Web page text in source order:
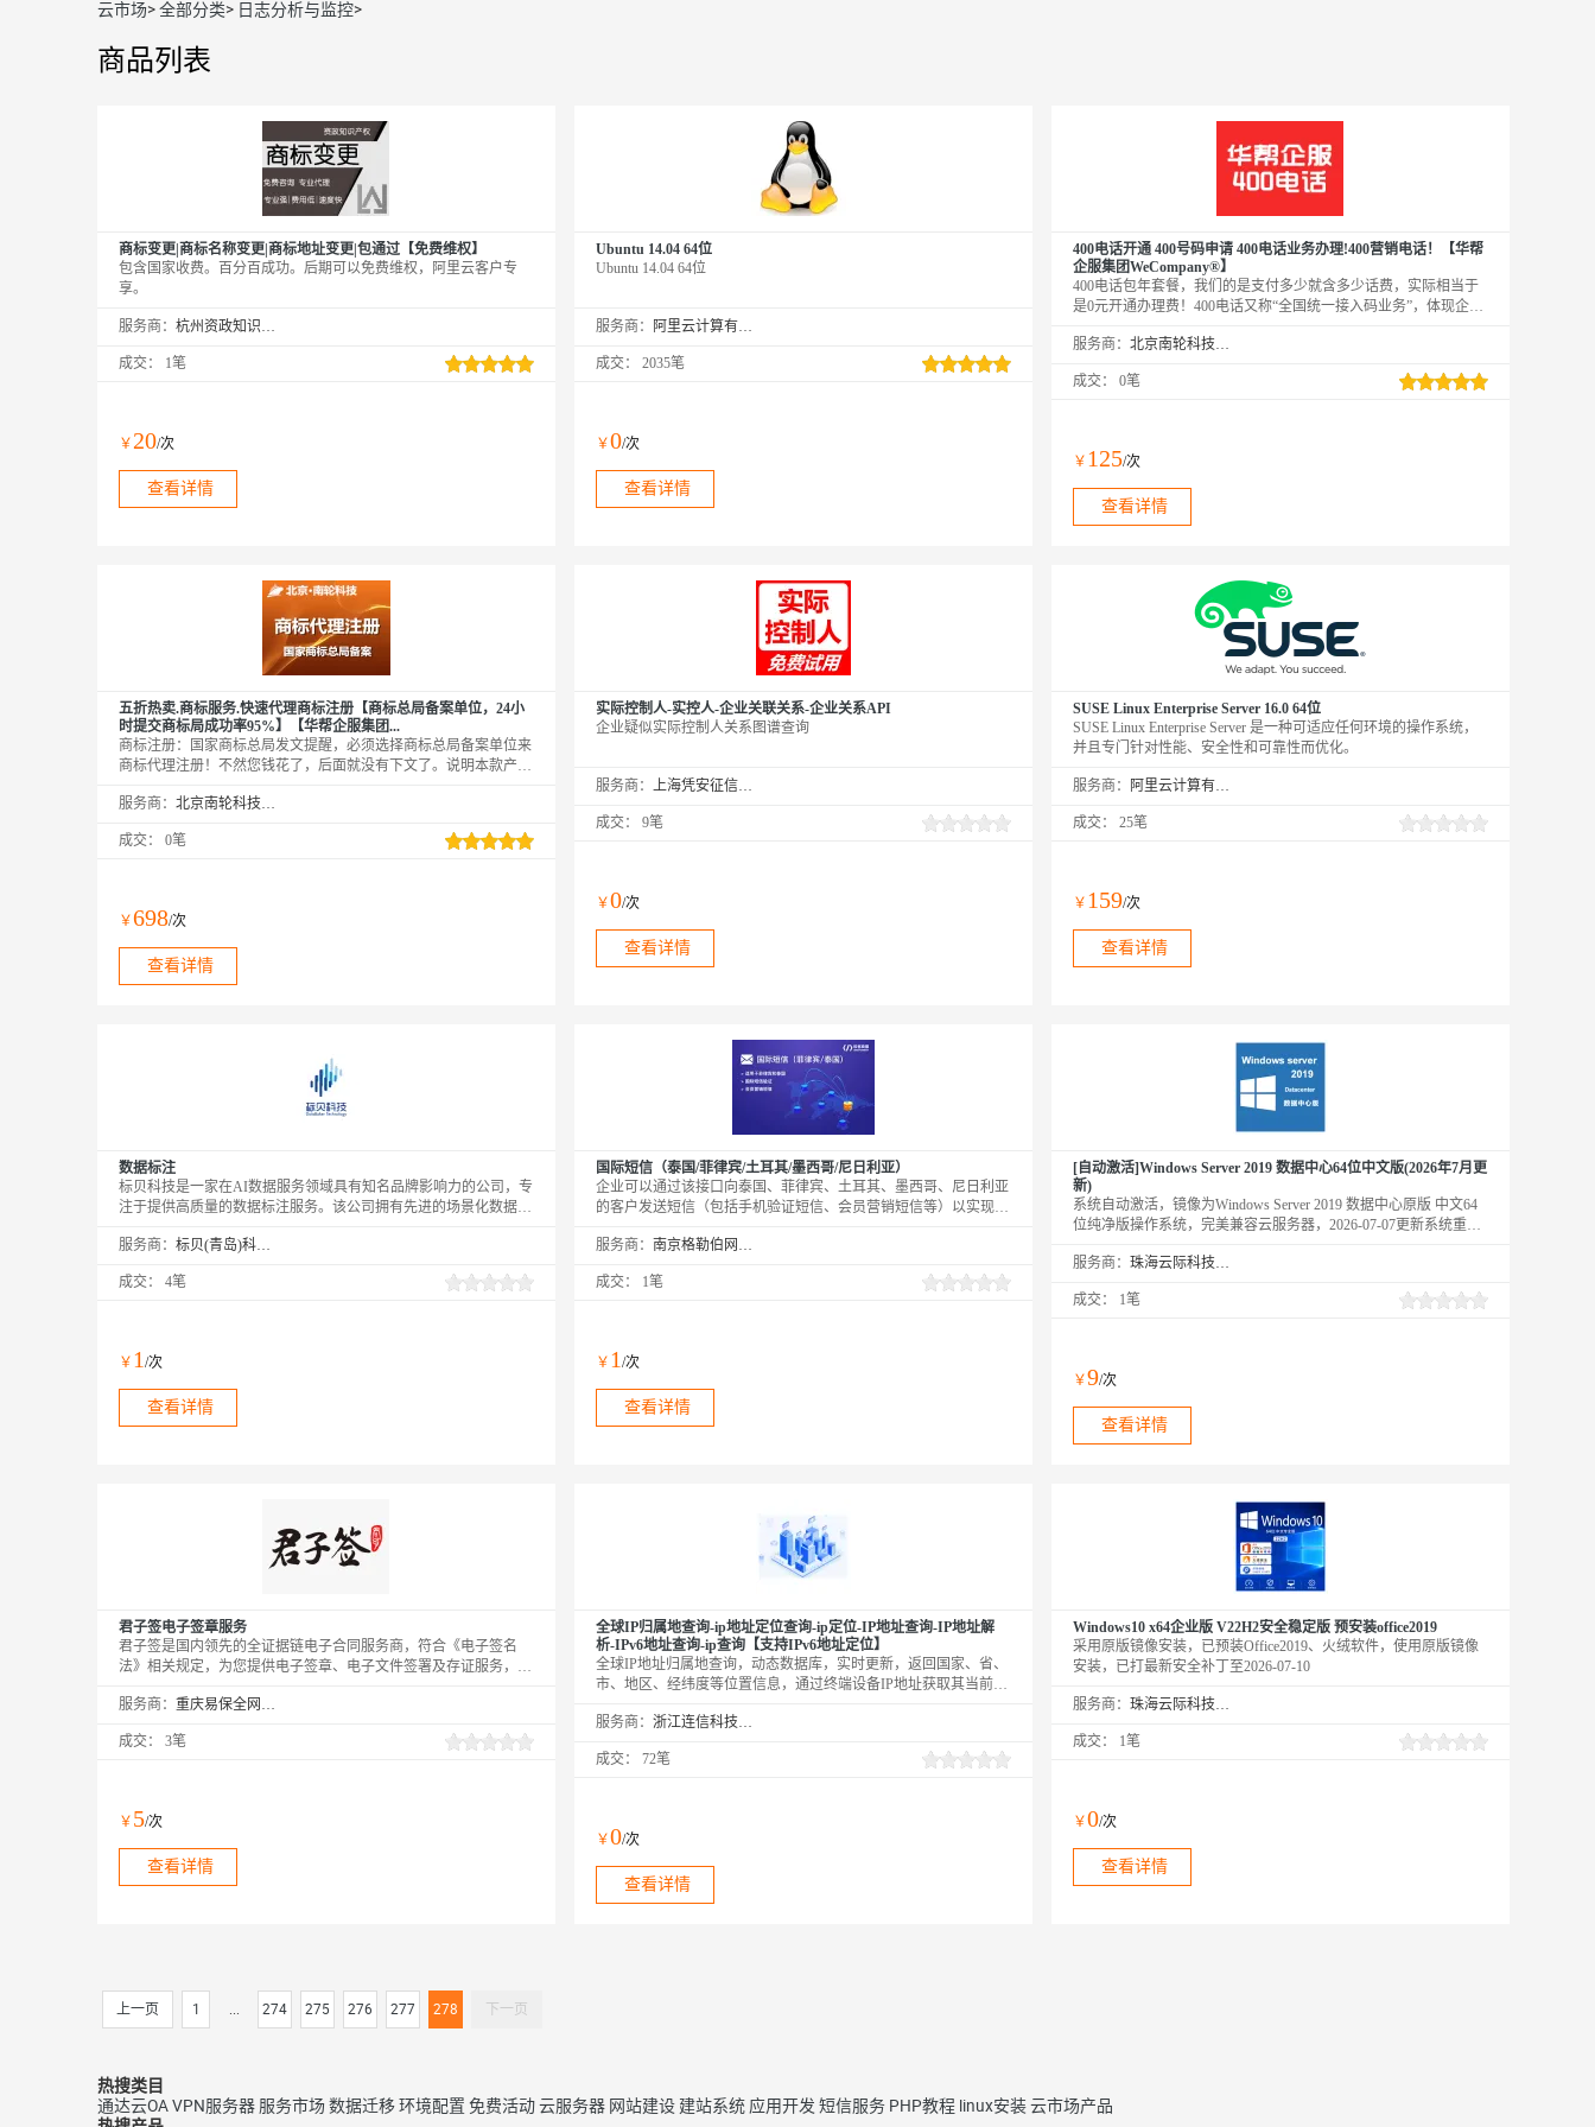
云市场>全部分类> 日志分析与监控>
商品列表
商标变更|商标名称变更|商标地址变更|包通过【免费维权】
包含国家收费。百分百成功。后期可以免费维权，阿里云客户专
享。
服务商： 杭州资政知识产权咨询服务有限公司
成交： 1笔
￥ 20/次
查看详情
Ubuntu 14.04 64位
Ubuntu 14.04 64位
服务商： 阿里云计算有限公司
成交： 2035笔
￥0/次
查看详情
400电话开通 400号码申请 400电话业务办理!400营销电话！【华帮
企服集团WeCompany®】
400电话包年套餐，我们的是支付多少就含多少话费，实际相当于
是0元开通办理费！400电话又称“全国统一接入码业务”，体现企业
服务商：
北京南轮科技有限公司
成交： 0笔
￥ 125/次
查看详情
五折热卖.商标服务.快速代理商标注册【商标总局备案单位，24小
时提交商标局成功率95%】【华帮企服集团...
商标注册：国家商标总局发文提醒，必须选择商标总局备案单位来
商标代理注册！不然您钱花了，后面就没有下文了。说明本款产品
望理解！
服务商： 北京南轮科技有限公司
成交： 0笔
￥698/次
查看详情
实际控制人-实控人-企业关联关系-企业关系API
企业疑似实际控制人关系图谱查询
服务商： 上海凭安征信服务有限公司
成交： 9笔
￥0/次
查看详情
SUSE Linux Enterprise Server 16.0 64位
SUSE Linux Enterprise Server 是一种可适应任何环境的操作系统，
并且专门针对性能、安全性和可靠性而优化。
服务商： 阿里云计算有限公司
成交： 25笔
￥ 159/次
查看详情
数据标注
标贝科技是一家在AI数据服务领域具有知名品牌影响力的公司，专
注于提供高质量的数据标注服务。该公司拥有先进的场景化数据采
像、视频、点云等多种数据类型的采集和标注。
服务商： 标贝(青岛)科技有限公司
成交： 4笔
￥ 1 /次
查看详情
国际短信（泰国/菲律宾/土耳其/墨西哥/尼日利亚）
企业可以通过该接口向泰国、菲律宾、土耳其、墨西哥、尼日利亚
的客户发送短信（包括手机验证短信、会员营销短信等）以实现业
要的国家和地区，请联系我们：info@geekforbest.com。
服务商： 南京格勒伯网络科技有限公司
成交： 1笔
￥ 1 /次
查看详情
[自动激活]Windows Server 2019 数据中心64位中文版(2026年7月更
新)
系统自动激活，镜像为Windows Server 2019 数据中心原版 中文64
位纯净版操作系统，完美兼容云服务器，2026-07-07更新系统重要
服务商：
珠海云际科技有限公司
成交： 1笔
￥9/次
查看详情
君子签电子签章服务
君子签是国内领先的全证据链电子合同服务商，符合《电子签名
法》相关规定，为您提供电子签章、电子文件签署及存证服务，同
捷合规高效，130万+企业共同选择。
服务商： 重庆易保全网络科技有限公司
成交： 3笔
￥ 5/次
查看详情
全球IP归属地查询-ip地址定位查询-ip定位-IP地址查询-IP地址解
析-IPv6地址查询-ip查询【支持IPv6地址定位】
全球IP地址归属地查询，动态数据库，实时更新，返回国家、省、
市、地区、经纬度等位置信息，通过终端设备IP地址获取其当前所
用户城市等非精确定位场景。IP定位支持IPv6地址定位。
服务商： 浙江连信科技有限公司
成交： 72笔
￥0/次
查看详情
Windows10 x64企业版 V22H2安全稳定版 预安装office2019
采用原版镜像安装，已预装Office2019、火绒软件，使用原版镜像
安装，已打最新安全补丁至2026-07-10
服务商： 珠海云际科技有限公司
成交： 1笔
￥0/次
查看详情
上一页 1 ... 274 275 276 277 278 下一页
热搜类目
通达云OAVPN服务器 服务市场数据迁移环境配置 免费活动云服务器 网站建设 建站系统 应用开发 短信服务 PHP教程 linux安装云市场产品